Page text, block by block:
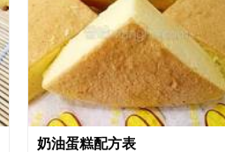
奶油蛋糕配方表